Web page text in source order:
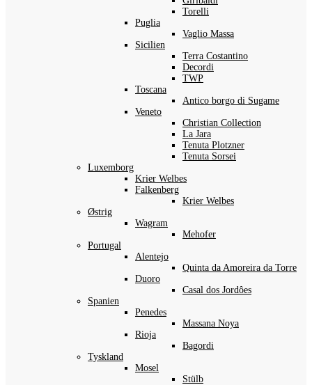
Torelli
Puglia
Vaglio Massa
Sicilien
Terra Costantino
Decordi
TWP
Toscana
Antico borgo di Sugame
Veneto
Christian Collection
La Jara
Tenuta Plotzner
Tenuta Sorsei
Luxemborg
Krier Welbes
Falkenberg
Krier Welbes
Østrig
Wagram
Mehofer
Portugal
Alentejo
Quinta da Amoreira da Torre
Duoro
Casal dos Jordôes
Spanien
Penedes
Massana Noya
Rioja
Bagordi
Tyskland
Mosel
Stülb